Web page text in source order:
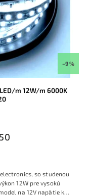
–9 %
m 12W/m 6000K
so studenou
12W pre vysokú
na 12V napätie ku